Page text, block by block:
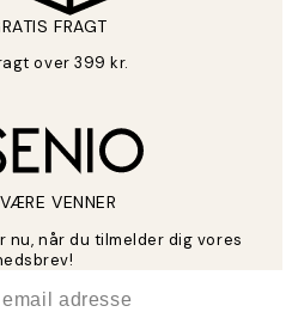
FRAGT
over 399 kr.
VENNER
nu, når du tilmelder dig vores